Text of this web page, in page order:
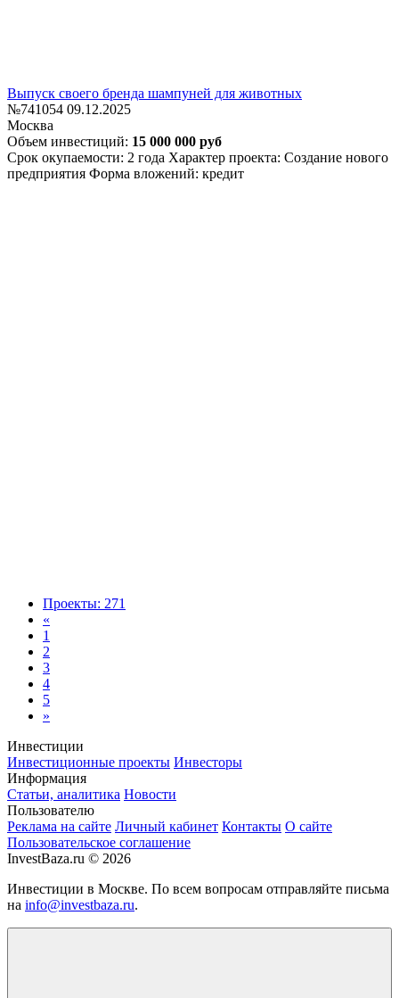
Выпуск своего бренда шампуней для животных
№741054 09.12.2025
Москва
Объем инвестиций: 15 000 000 руб
Срок окупаемости: 2 года Характер проекта: Создание нового
предприятия Форма вложений: кредит
Проекты: 271
«
1
2
3
4
5
»
Инвестиции
Инвестиционные проекты Инвесторы
Информация
Статьи, аналитика Новости
Пользователю
Реклама на сайте Личный кабинет Контакты О сайте
Пользовательское соглашение
InvestBaza.ru © 2026
Инвестиции в Москве. По всем вопросам отправляйте письма
на info@investbaza.ru.